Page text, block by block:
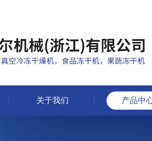
关于我们 产品中